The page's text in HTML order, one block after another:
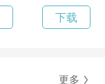
下载
更多